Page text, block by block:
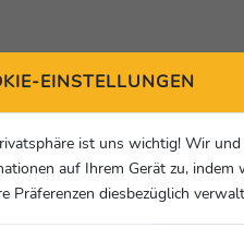
EINSTELLUNGEN
ist uns wichtig! Wir
auf Ihrem Gerät zu, indem
Präferenzen diesbezüglich